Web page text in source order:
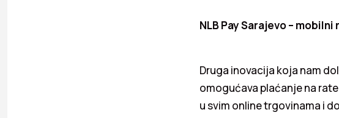
NLB Pay Sarajevo –
Druga inovacija koja nam
omogućava plaćanje na
u svim online trgovinama i